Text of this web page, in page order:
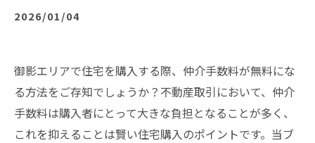
2026/01/04
御影エリアで住宅を購入する際、仲介手数料が無料にな
る方法をご存知でしょうか？不動産取引において、仲介
手数料は購入者にとって大きな負担となることが多く、
これを抑えることは賢い住宅購入のポイントです。当ブ